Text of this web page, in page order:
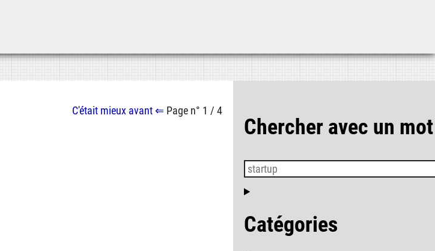
Aller à la recherche
C'était mieux avant⇐ Page n° 1 / 4
Chercher avec un mot
Catégories